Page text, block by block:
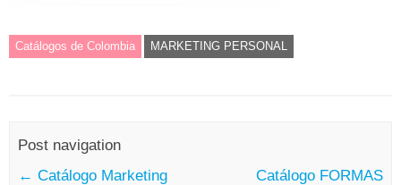
Catálogos de Colombia MARKETING PERSONAL
Post navigation
← Catálogo Marketing
Catálogo FORMAS